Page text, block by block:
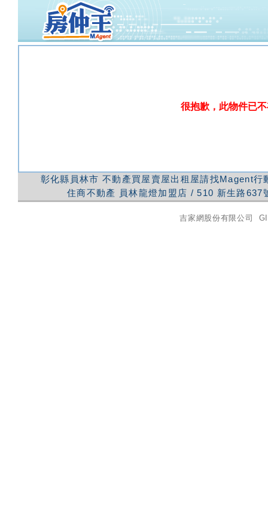
很抱歉，此物件已
彰化縣員林市 不動產買屋賣屋出租屋請找Magent
住商不動產
員林龍燈加盟店 /510 新生路637
吉家網股份有限公司